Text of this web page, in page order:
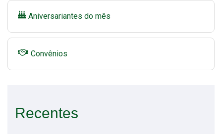
Aniversariantes do mês
Convênios
Recentes